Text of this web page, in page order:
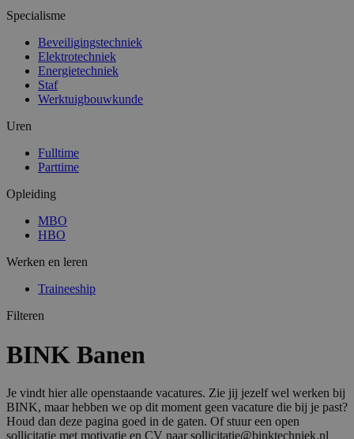
Specialisme
Beveiligingstechniek
Elektrotechniek
Energietechniek
Staf
Werktuigbouwkunde
Uren
Fulltime
Parttime
Opleiding
MBO
HBO
Werken en leren
Traineeship
Filteren
BINK Banen
Je vindt hier alle openstaande vacatures. Zie jij jezelf wel werken bij
BINK, maar hebben we op dit moment geen vacature die bij je past?
Houd dan deze pagina goed in de gaten. Of stuur een open
sollicitatie met motivatie en CV naar sollicitatie@binktechniek.nl